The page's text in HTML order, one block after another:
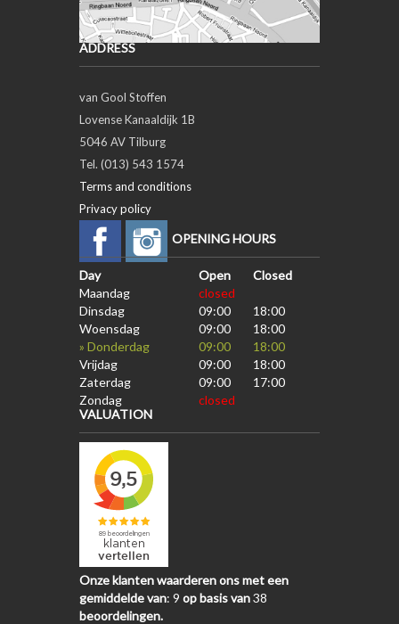
ADDRESS
van Gool Stoffen
Lovense Kanaaldijk 1B
5046 AV Tilburg
Tel. (013) 543 1574
Terms and conditions
Privacy policy
OPENING HOURS
Day Open
Closed
Maandag
closed
Dinsdag
09:00
18:00
Woensdag
09:00
18:00
» Donderdag
09:00
18:00
Vrijdag
09:00
18:00
Zaterdag
09:00
17:00
Zondag
closed
VALUATION
Onze klanten waarderen ons met een
gemiddelde van: 9 op basis van38
beoordelingen.